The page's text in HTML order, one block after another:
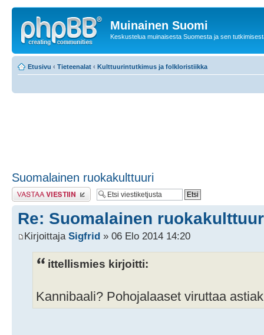
Muinainen Suomi
Keskustelua muinaisesta Suomesta ja sen
Etusivu ‹ Tieteenalat ‹ Kulttuurintutkimus ja folkloristiikka
Suomalainen ruokakulttuuri
Lähetä vastaus
Re: Suomalainen
Kirjoittaja Sigfrid » 06 Elo 2014 14:20
ittellismies kirjoitti:
Kannibaali? Pohojalaaset viruttaa